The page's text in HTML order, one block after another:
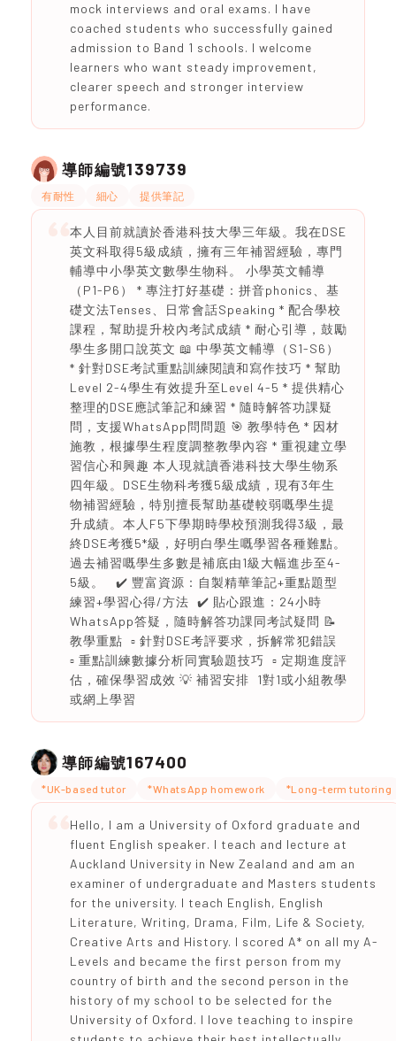
mock interviews and oral exams. I have
coached students who successfully gained
admission to Band 1 schools. I welcome
learners who want steady improvement,
clearer speech and stronger interview
performance.
導師編號139739
有耐性 細心 提供筆記
本人目前就讀於香港科技大學三年級。我在DSE
英文科取得5級成績，擁有三年補習經驗，專門
輔導中小學英文數學生物科。 小學英文輔導
（P1-P6） * 專注打好基礎：拼音phonics、基
礎文法Tenses、日常會話Speaking * 配合學校
課程，幫助提升校內考試成績 * 耐心引導，鼓勵
學生多開口說英文 📖 中學英文輔導（S1-S6）
* 針對DSE考試重點訓練閱讀和寫作技巧 * 幫助
Level 2-4學生有效提升至Level 4-5 * 提供精心
整理的DSE應試筆記和練習 * 隨時解答功課疑
問，支援WhatsApp問問題 🎯 教學特色 * 因材
施教，根據學生程度調整教學內容 * 重視建立學
習信心和興趣 本人現就讀香港科技大學生物系
四年級。DSE生物科考獲5級成績，現有3年生
物補習經驗，特別擅長幫助基礎較弱嘅學生提
升成績。本人F5下學期時學校預測我得3級，最
終DSE考獲5*級，好明白學生嘅學習各種難點。
過去補習嘅學生多數是補底由1級大幅進步至4-
5級。 ✔️ 豐富資源：自製精華筆記+重點題型
練習+學習心得/方法 ✔️ 貼心跟進：24小時
WhatsApp答疑，隨時解答功課同考試疑問 📝
教學重點 ▫️ 針對DSE考評要求，拆解常犯錯誤
▫️ 重點訓練數據分析同實驗題技巧 ▫️ 定期進度評
估，確保學習成效 💡 補習安排 1對1或小組教學
或網上學習
導師編號167400
*UK-based tutor *WhatsApp homework *Long-term tutoring
Hello, I am a University of Oxford graduate and
fluent English speaker. I teach and lecture at
Auckland University in New Zealand and am an
examiner of undergraduate and Masters students
for the university. I teach English, English
Literature, Writing, Drama, Film, Life & Society,
Creative Arts and History. I scored A* on all my A-
Levels and became the first person from my
country of birth and the second person in the
history of my school to be selected for the
University of Oxford. I love teaching to inspire